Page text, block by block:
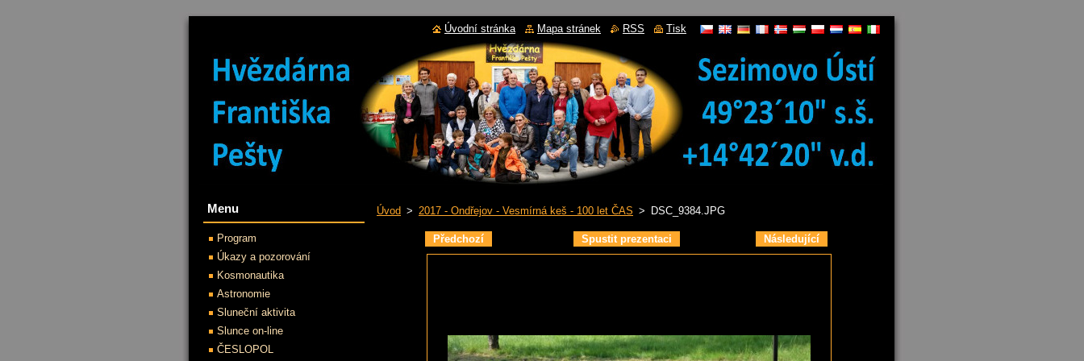
Úvod > 2017 - Ondřejov - Vesmírná keš - 100 let ČAS > DSC_9384.JPG
Předchozí Spustit prezentaci Následující
Menu
Program
Úkazy a pozorování
Kosmonautika
Astronomie
Sluneční aktivita
Slunce on-line
ČESLOPOL
Úvodní stránka Mapa stránek RSS Tisk